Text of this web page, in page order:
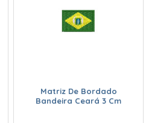
Matriz De Bordado
Bandeira Ceará 3 Cm